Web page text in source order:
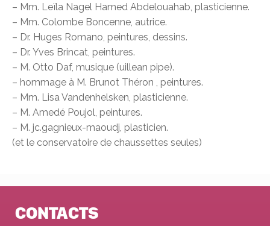
– Mm. Leïla Nagel Hamed Abdelouahab, plasticienne.
– Mm. Colombe Boncenne, autrice.
– Dr. Huges Romano, peintures, dessins.
– Dr. Yves Brincat, peintures.
– M. Otto Daf, musique (uillean pipe).
– hommage à M. Brunot Théron , peintures.
– Mm. Lisa Vandenhelsken, plasticienne.
– M. Amedé Poujol, peintures.
– M. jc.gagnieux-maoudj, plasticien.
(et le conservatoire de chaussettes seules)
CONTACTS